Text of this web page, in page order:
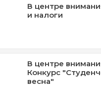
В центре
и налоги
В центре
Конкурс
весна"